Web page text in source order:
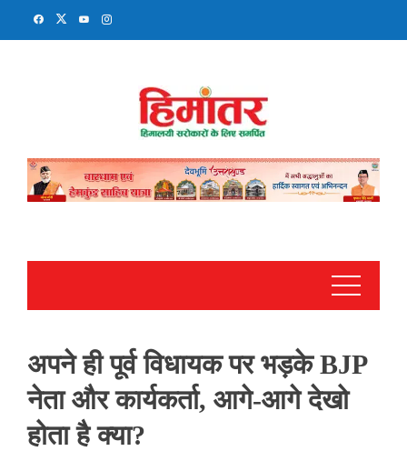
अपने ही पूर्व विधायक पर भड़के BJP
नेता और कार्यकर्ता, आगे-आगे देखो
होता है क्या?